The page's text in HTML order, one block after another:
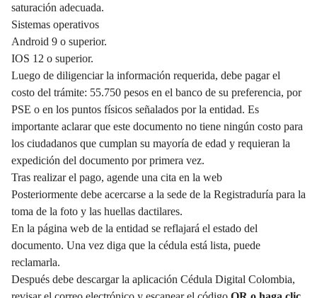
saturación adecuada.
Sistemas operativos
Android 9 o superior.
IOS 12 o superior.
Luego de diligenciar la información requerida, debe pagar el
costo del trámite: 55.750 pesos en el banco de su preferencia, por
PSE o en los puntos físicos señalados por la entidad. Es
importante aclarar que este documento no tiene ningún costo para
los ciudadanos que cumplan su mayoría de edad y requieran la
expedición del documento por primera vez.
Tras realizar el pago, agende una cita en la web
Posteriormente debe acercarse a la sede de la Registraduría para la
toma de la foto y las huellas dactilares.
En la página web de la entidad se reflajará el estado del
documento. Una vez diga que la cédula está lista, puede
reclamarla.
Después debe descargar la aplicación Cédula Digital Colombia,